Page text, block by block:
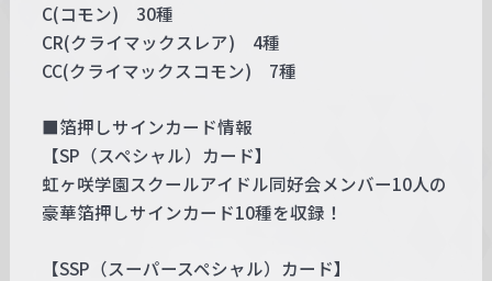
C(コモン) 30種
CR(クライマックスレア) 4種
CC(クライマックスコモン) 7種
■箔押しサインカード情報
【SP（スペシャル）カード】
虹ヶ咲学園スクールアイドル同好会メンバー10人の
豪華箔押しサインカード10種を収録！
【SSP（スーパースペシャル）カード】